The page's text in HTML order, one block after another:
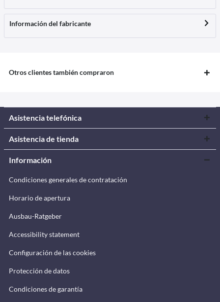
Información del fabricante
Otros clientes también compraron
Asistencia telefónica
Asistencia de tienda
Información
Condiciones generales de contratación
Horario de apertura
Ausbau-Ratgeber
Accessibility statement
Configuración de las cookies
Protección de datos
Condiciones de garantía